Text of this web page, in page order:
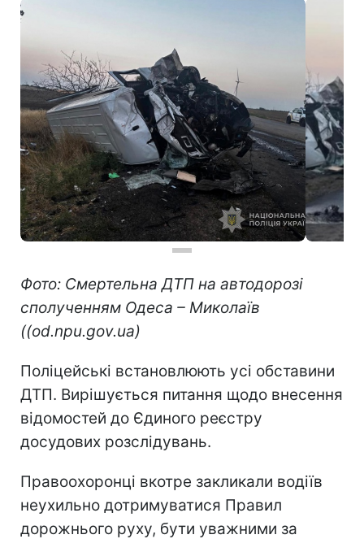
Фото: Смертельна ДТП на автодорозі
сполученням Одеса – Миколаїв
((od.npu.gov.ua)
Поліцейські встановлюють усі обставини
ДТП. Вирішується питання щодо внесення
відомостей до Єдиного реєстру
досудових розслідувань.
Правоохоронці вкотре закликали водіїв
неухильно дотримуватися Правил
дорожнього руху, бути уважними за